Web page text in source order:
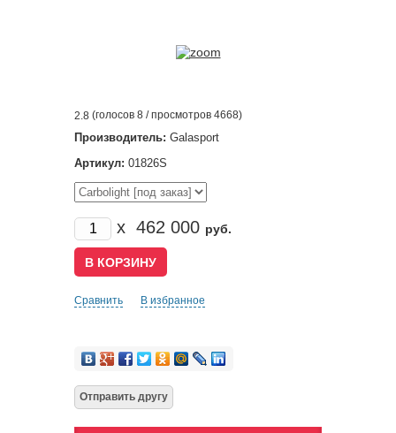
2.8 (голосов 8 / просмотров 4668)
Производитель: Galasport
Артикул: 01826S
x 462 000 руб.
Сравнить В избранное